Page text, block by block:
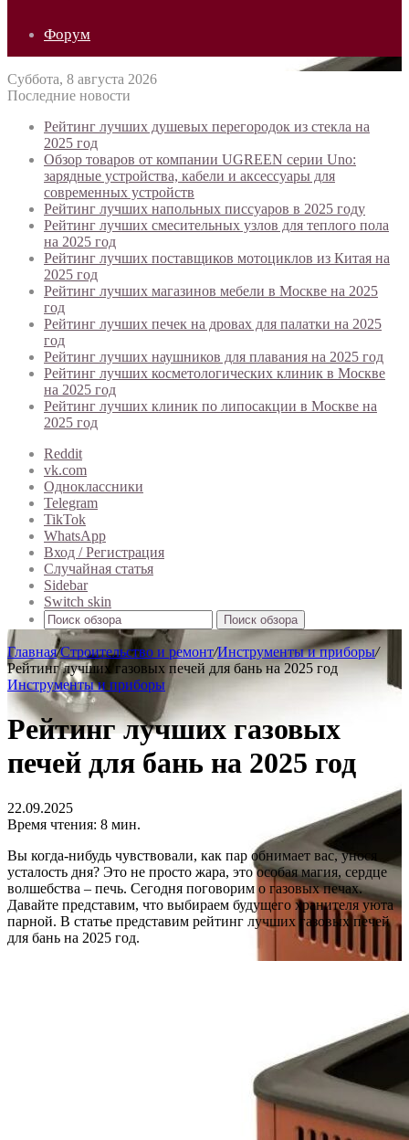
Форум
Суббота, 8 августа 2026
Последние новости
Рейтинг лучших душевых перегородок из стекла на
2025 год
Обзор товаров от компании UGREEN серии Uno:
зарядные устройства, кабели и аксессуары для
современных устройств
Рейтинг лучших напольных писсуаров в 2025 году
Рейтинг лучших смесительных узлов для теплого пола
на 2025 год
Рейтинг лучших поставщиков мотоциклов из Китая на
2025 год
Рейтинг лучших магазинов мебели в Москве на 2025
год
Рейтинг лучших печек на дровах для палатки на 2025
год
Рейтинг лучших наушников для плавания на 2025 год
Рейтинг лучших косметологических клиник в Москве
на 2025 год
Рейтинг лучших клиник по липосакции в Москве на
2025 год
Reddit
vk.com
Одноклассники
Telegram
TikTok
WhatsApp
Вход / Регистрация
Случайная статья
Sidebar
Switch skin
Поиск обзора
Главная/Строительство и ремонт/Инструменты и приборы/
Рейтинг лучших газовых печей для бань на 2025 год
Инструменты и приборы
Рейтинг лучших газовых
печей для бань на 2025 год
22.09.2025
Время чтения: 8 мин.
Вы когда-нибудь чувствовали, как пар обнимает вас, унося
усталость дня? Это не просто жара, это особая магия, сердце
волшебства – печь. Сегодня поговорим о газовых печах.
Давайте представим, что выбираем будущего хранителя уюта
парной. В статье представим рейтинг лучших газовых печей
для бань на 2025 год.